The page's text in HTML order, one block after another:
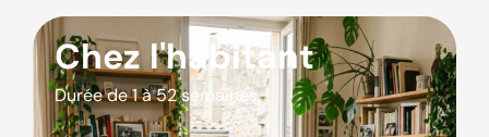
Chez l'habitant
Durée de 1 à 52 semaines